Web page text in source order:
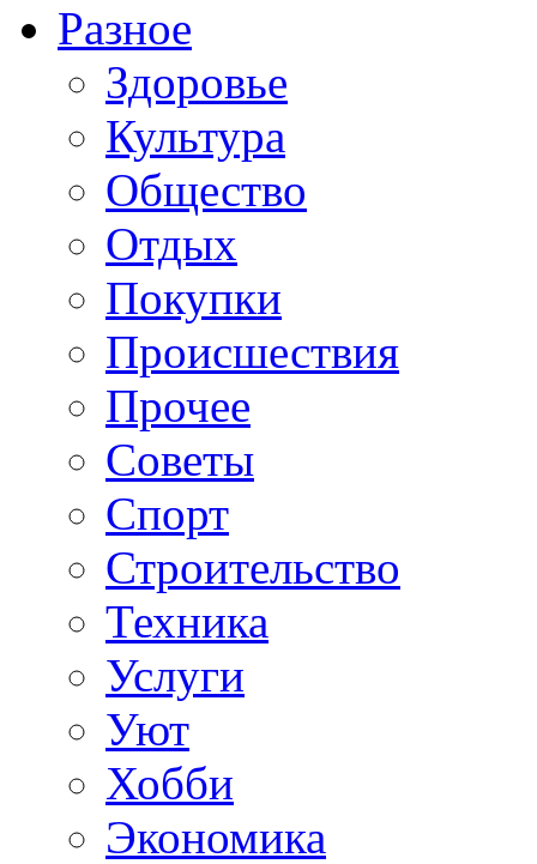
Разное
Здоровье
Культура
Общество
Отдых
Покупки
Происшествия
Прочее
Советы
Спорт
Строительство
Техника
Услуги
Уют
Хобби
Экономика